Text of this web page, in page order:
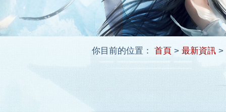
你目前的位置： 首頁 > 最新資訊 >